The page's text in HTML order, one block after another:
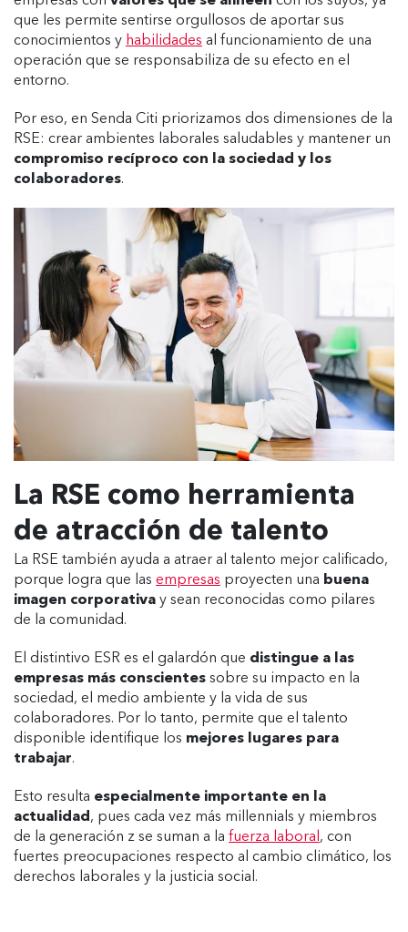
que les permite sentirse orgullosos de aportar sus
conocimientos y habilidades al funcionamiento de una
operación que se responsabiliza de su efecto en el
entorno.
Por eso, en Senda Citi priorizamos dos dimensiones de la
RSE: crear ambientes laborales saludables y mantener un
compromiso recíproco con la sociedad y los
colaboradores.
La RSE como herramienta
de atracción de talento
La RSE también ayuda a atraer al talento mejor calificado,
porque logra que las empresas proyecten una buena
imagen corporativa y sean reconocidas como pilares
de la comunidad.
El distintivo ESR es el galardón que distingue a las
empresas más conscientes sobre su impacto en la
sociedad, el medio ambiente y la vida de sus
colaboradores. Por lo tanto, permite que el talento
disponible identifique los mejores lugares para
trabajar.
Esto resulta especialmente importante en la
actualidad, pues cada vez más millennials y miembros
de la generación z se suman a la fuerza laboral, con
fuertes preocupaciones respecto al cambio climático, los
derechos laborales y la justicia social.